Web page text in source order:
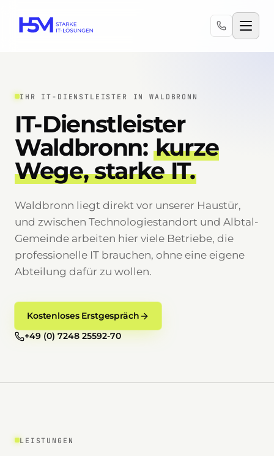
IHR IT-DIENSTLEISTER IN WALDBRONN
IT-Dienstleister
Waldbronn:kurze
Wege, starke IT.
Waldbronn liegt direkt vor unserer Haustür,
und zwischen Technologiestandort und Albtal-
Gemeinde arbeiten hier viele Betriebe, die
professionelle IT brauchen, ohne eine eigene
Abteilung dafür zu wollen.
Kostenloses Erstgespräch
+49 (0) 7248 25592-70
LEISTUNGEN